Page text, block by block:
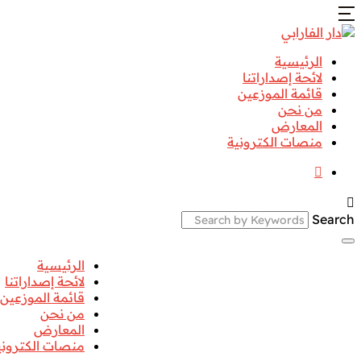
الرئيسية
لائحة إصداراتنا
قائمة الموزعين
من نحن
المعارض
منصات الكترونية
Search
الرئيسية
لائحة إصداراتنا
قائمة الموزعين
من نحن
المعارض
منصات